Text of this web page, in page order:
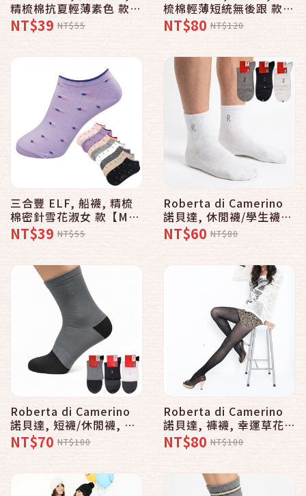
精梳棉抗夏輕薄素色 款
【MIT 19色】
NT$39 NT$55
梳棉輕薄短統無後跟 款 -
普若Pro品牌好襪子專賣
館
NT$80 NT$120
三合豐 ELF, 船襪, 精梳
棉密針雪花淑女 款【MIT
8色】 - 普若Pro品牌好襪
子專賣館
NT$39 NT$55
Roberta di Camerino
諾貝達, 休閒襪/學生襪,
天然棉氣墊式毛巾底 款
NT$60 NT$80
Roberta di Camerino
諾貝達, 短襪/休閒襪, 寬
口竹炭抗菌除臭 款
NT$70 NT$100
Roberta di Camerino
諾貝達, 褲襪, 幸運草花紋
款
NT$80 NT$100